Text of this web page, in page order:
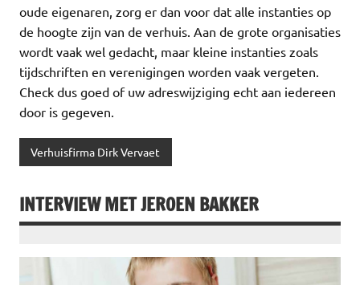
oude eigenaren, zorg er dan voor dat alle instanties op
de hoogte zijn van de verhuis. Aan de grote organisaties
wordt vaak wel gedacht, maar kleine instanties zoals
tijdschriften en verenigingen worden vaak vergeten.
Check dus goed of uw adreswijziging echt aan iedereen
door is gegeven.
Verhuisfirma Dirk Vervaet
INTERVIEW MET JEROEN BAKKER